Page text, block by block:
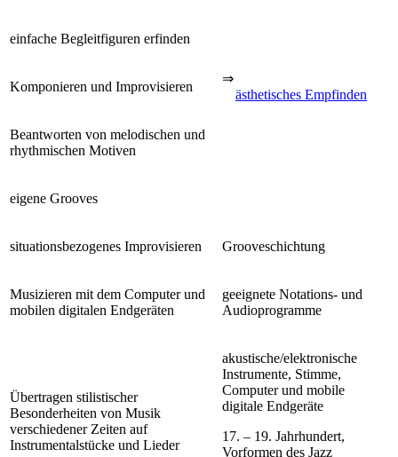
einfache Begleitfiguren erfinden
Komponieren und Improvisieren
⇒
ästhetisches Empfinden
Beantworten von melodischen und
rhythmischen Motiven
eigene Grooves
situationsbezogenes Improvisieren Grooveschichtung
Musizieren mit dem Computer und
mobilen digitalen Endgeräten
geeignete Notations- und
Audioprogramme
Übertragen stilistischer
Besonderheiten von Musik
verschiedener Zeiten auf
Instrumentalstücke und Lieder
akustische/elektronische
Instrumente, Stimme,
Computer und mobile
digitale Endgeräte
17. – 19. Jahrhundert,
Vorformen des Jazz